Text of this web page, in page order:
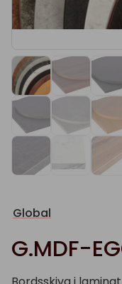
Global
G.MDF-